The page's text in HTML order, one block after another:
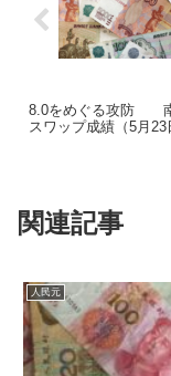
8.0をめぐる攻防
スワップ成績（5月23
関連記事
人民元